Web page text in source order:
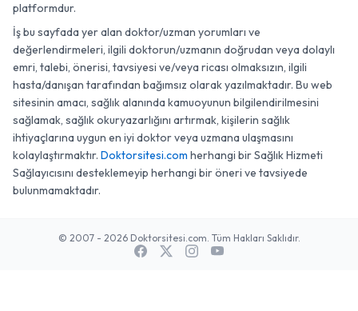
platformdur.
İş bu sayfada yer alan doktor/uzman yorumları ve
değerlendirmeleri, ilgili doktorun/uzmanın doğrudan veya dolaylı
emri, talebi, önerisi, tavsiyesi ve/veya ricası olmaksızın, ilgili
hasta/danışan tarafından bağımsız olarak yazılmaktadır. Bu web
sitesinin amacı, sağlık alanında kamuoyunun bilgilendirilmesini
sağlamak, sağlık okuryazarlığını artırmak, kişilerin sağlık
ihtiyaçlarına uygun en iyi doktor veya uzmana ulaşmasını
kolaylaştırmaktır. Doktorsitesi.com herhangi bir Sağlık Hizmeti
Sağlayıcısını desteklemeyip herhangi bir öneri ve tavsiyede
bulunmamaktadır.
© 2007 - 2026 Doktorsitesi.com. Tüm Hakları Saklıdır.